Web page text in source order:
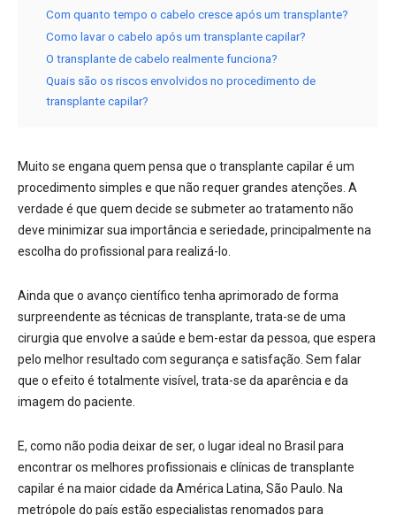
Com quanto tempo o cabelo cresce após um transplante?
Como lavar o cabelo após um transplante capilar?
O transplante de cabelo realmente funciona?
Quais são os riscos envolvidos no procedimento de
transplante capilar?
Muito se engana quem pensa que o transplante capilar é um
procedimento simples e que não requer grandes atenções. A
verdade é que quem decide se submeter ao tratamento não
deve minimizar sua importância e seriedade, principalmente na
escolha do profissional para realizá-lo.
Ainda que o avanço científico tenha aprimorado de forma
surpreendente as técnicas de transplante, trata-se de uma
cirurgia que envolve a saúde e bem-estar da pessoa, que espera
pelo melhor resultado com segurança e satisfação. Sem falar
que o efeito é totalmente visível, trata-se da aparência e da
imagem do paciente.
E, como não podia deixar de ser, o lugar ideal no Brasil para
encontrar os melhores profissionais e clínicas de transplante
capilar é na maior cidade da América Latina, São Paulo. Na
metrópole do país estão especialistas renomados para